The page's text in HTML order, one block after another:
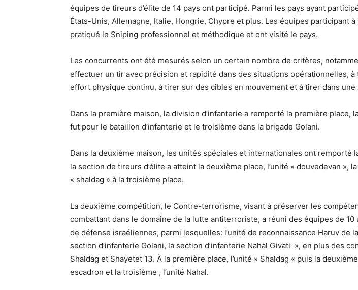
équipes de tireurs d’élite de 14 pays ont participé. Parmi les pays ayant
États-Unis, Allemagne, Italie, Hongrie, Chypre et plus. Les équipes participant
pratiqué le Sniping professionnel et méthodique et ont visité le pays.
Les concurrents ont été mesurés selon un certain nombre de critères,
effectuer un tir avec précision et rapidité dans des situations opérationnelles, à
effort physique continu, à tirer sur des cibles en mouvement et à tirer dans une
Dans la première maison, la division d’infanterie a remporté la première place,
fut pour le bataillon d’infanterie et le troisième dans la brigade Golani.
Dans la deuxième maison, les unités spéciales et internationales ont remporté
la section de tireurs d’élite a atteint la deuxième place, l’unité « douvedevan »,
« shaldag » à la troisième place.
La deuxième compétition, le Contre-terrorisme, visant à préserver les
combattant dans le domaine de la lutte antiterroriste, a réuni des équipes de 10
de défense israéliennes, parmi lesquelles: l’unité de reconnaissance Haruv de
section d’infanterie Golani, la section d’infanterie Nahal Givati ​​ », en plus des
Shaldag et Shayetet 13. À la première place, l’unité » Shaldag « puis la
escadron et la troisième , l’unité Nahal.